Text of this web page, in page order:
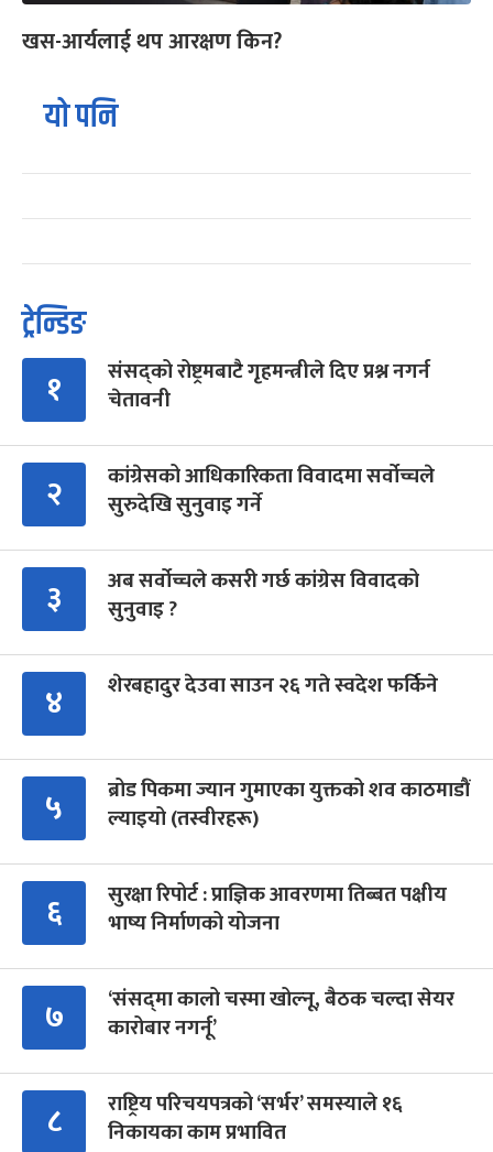
खस-आर्यलाई थप आरक्षण किन?
यो पनि
ट्रेन्डिङ
१
संसद्को रोष्ट्रमबाटै गृहमन्त्रीले दिए प्रश्न नगर्न
चेतावनी
२
कांग्रेसको आधिकारिकता विवादमा सर्वोच्चले
सुरुदेखि सुनुवाइ गर्ने
३
अब सर्वोच्चले कसरी गर्छ कांग्रेस विवादको
सुनुवाइ ?
४ शेरबहादुर देउवा साउन २६ गते स्वदेश फर्किने
५
ब्रोड पिकमा ज्यान गुमाएका युक्तको शव काठमाडौं
ल्याइयो (तस्वीरहरू)
६
सुरक्षा रिपोर्ट : प्राज्ञिक आवरणमा तिब्बत पक्षीय
भाष्य निर्माणको योजना
७
‘संसद्‍मा कालो चस्मा खोल्नू, बैठक चल्दा सेयर
कारोबार नगर्नू’
८
राष्ट्रिय परिचयपत्रको ‘सर्भर’ समस्याले १६
निकायका काम प्रभावित